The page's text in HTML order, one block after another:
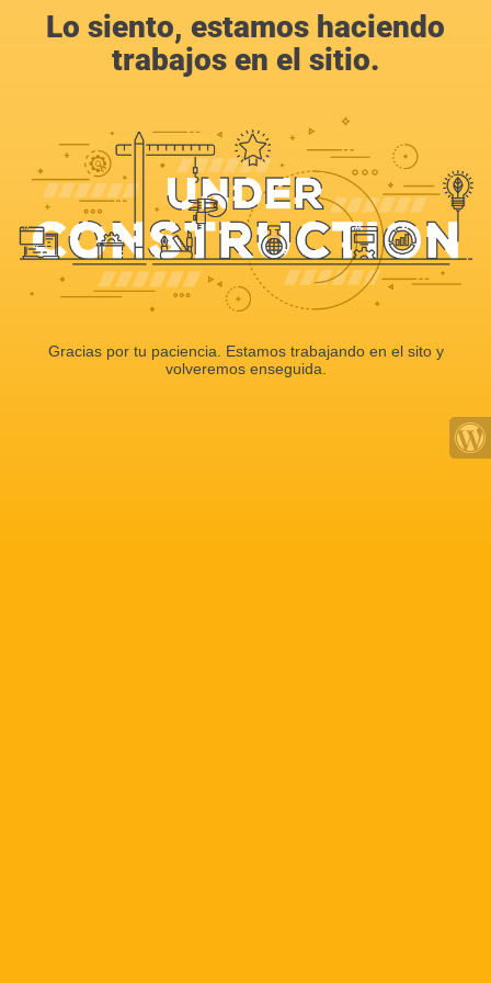
Lo siento, estamos haciendo
trabajos en el sitio.
Gracias por tu paciencia. Estamos trabajando en el sito y
volveremos enseguida.